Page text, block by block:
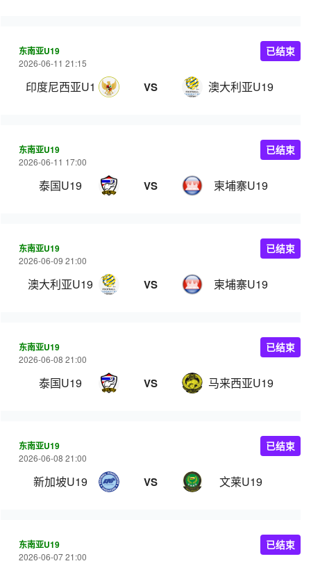
东南亚U19
2026-06-11 21:15
印度尼西亚U19 VS 澳大利亚U19
已结束
东南亚U19
2026-06-11 17:00
泰国U19 VS 柬埔寨U19
已结束
东南亚U19
2026-06-09 21:00
澳大利亚U19 VS 柬埔寨U19
已结束
东南亚U19
2026-06-08 21:00
泰国U19 VS 马来西亚U19
已结束
东南亚U19
2026-06-08 21:00
新加坡U19 VS 文莱U19
已结束
东南亚U19
2026-06-07 21:00
已结束